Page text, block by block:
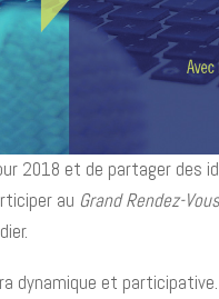
2018 et de partager des
au Grand Rendez-
dynamique et